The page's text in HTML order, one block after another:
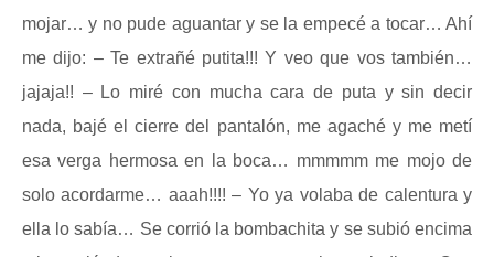
mojar… y no pude aguantar y se la empecé a tocar… Ahí
me dijo: – Te extrañé putita!!! Y veo que vos también…
jajaja!! – Lo miré con mucha cara de puta y sin decir
nada, bajé el cierre del pantalón, me agaché y me metí
esa verga hermosa en la boca… mmmmm me mojo de
solo acordarme… aaah!!!! – Yo ya volaba de calentura y
ella lo sabía… Se corrió la bombachita y se subió encima